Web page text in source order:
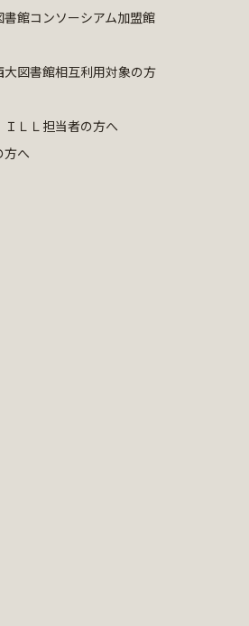
館コンソーシアム加盟館
図書館相互利用対象の方
ＬＬ担当者の方へ
方へ